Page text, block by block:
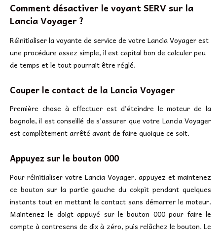
Comment désactiver le voyant SERV sur la
Lancia Voyager ?
Réinitialiser la voyante de service de votre Lancia Voyager est
une procédure assez simple, il est capital bon de calculer peu
de temps et le tout pourrait être réglé.
Couper le contact de la Lancia Voyager
Première chose à effectuer est d’éteindre le moteur de la
bagnole, il est conseillé de s’assurer que votre Lancia Voyager
est complètement arrêté avant de faire quoique ce soit.
Appuyez sur le bouton 000
Pour réinitialiser votre Lancia Voyager, appuyez et maintenez
ce bouton sur la partie gauche du cokpit pendant quelques
instants tout en mettant le contact sans démarrer le moteur.
Maintenez le doigt appuyé sur le bouton 000 pour faire le
compte à contresens de dix à zéro, puis relâchez le bouton. Le